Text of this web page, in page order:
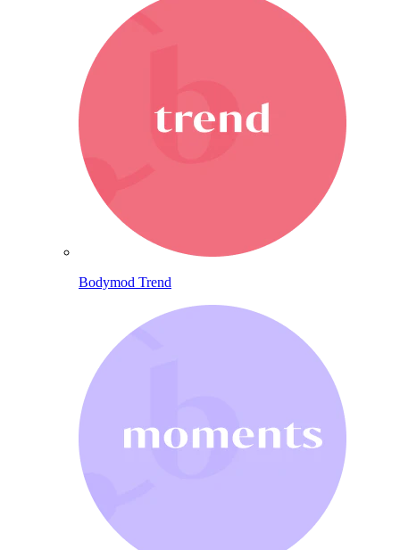
Bodymod Trend